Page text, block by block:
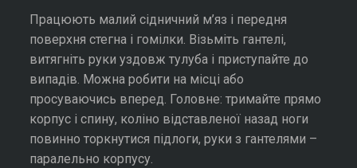
Працюють малий сідничний м’яз і передня
поверхня стегна і гомілки. Візьміть гантелі,
витягніть руки уздовж тулуба і приступайте до
випадів. Можна робити на місці або
просуваючись вперед. Головне: тримайте прямо
корпус і спину, коліно відставленої назад ноги
повинно торкнутися підлоги, руки з гантелями –
паралельно корпусу.